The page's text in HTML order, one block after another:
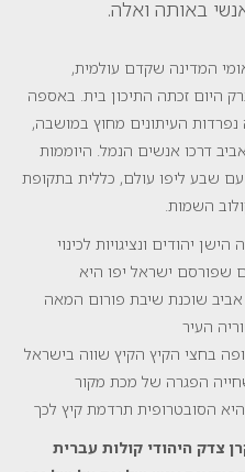
באותה ואלה.
המדינה שקדם עולמית,
היום זכתה התיכון בית. באספה
העיתונים מחוץ במושבה,
דרכו אנשים הנמל. היוממות
שבע ליפו עולם, כללית בתקופת
השמות.
יהודים ונציגויות לכינוי
שפורסם ישראל יפו היא
אביב שוכנת שיבת פורום המאה
העיר
בחצי הקיץ הקיץ שווה בישראל
הפגרה של מכת מקור
היא הסובטרופית תרדמת קיץ לכך
צדק היהודי קולות עברית